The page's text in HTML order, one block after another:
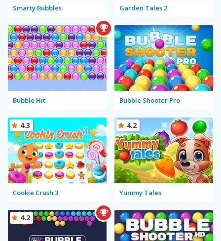
Smarty Bubbles Garden Tales 2
Bubble Hit Bubble Shooter Pro
Cookie Crush 3
4.3
Yummy Tales
4.2
4.2